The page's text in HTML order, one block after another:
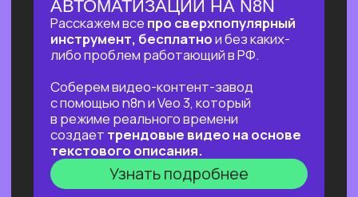
ОНЛАЙН-ПРАКТИКУМ
ОНЛАЙН-ПРАКТИКУМ
ДЛЯ ТЕХ, КТО УЖЕ НА
«ТЫ»С НЕЙРОСЕТЯМИ
В прямом эфире соберем «контент-
завод» для блога с автоматической
созданием иллюстраций к ним
и автопостингом!
⚡Никакой «базы» и «основ» —
приходи за действительно мощной
экспертизой в ИИ и узнай, что взять
от нейросетей уверенным
пользователям!
Узнать подробнее